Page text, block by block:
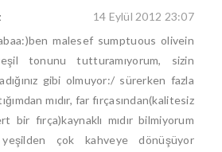
14 Eylül 2012 23:07
malesef sumptuous olivein
tonunu tutturamıyorum, sizin
gibi olmuyor:/ sürerken fazla
mıdır, far fırçasından(kalitesiz
bir fırça)kaynaklı mıdır bilmiyorum
çok kahveye dönüşüyor